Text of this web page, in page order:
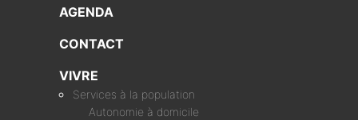
AGENDA
CONTACT
VIVRE
Services à la population
Autonomie à domicile